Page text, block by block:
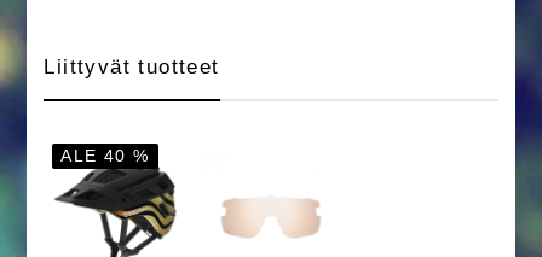
Liittyvät tuotteet
ALE 40 %